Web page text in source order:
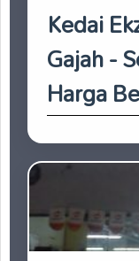
Kedai
Gajah -
Harga